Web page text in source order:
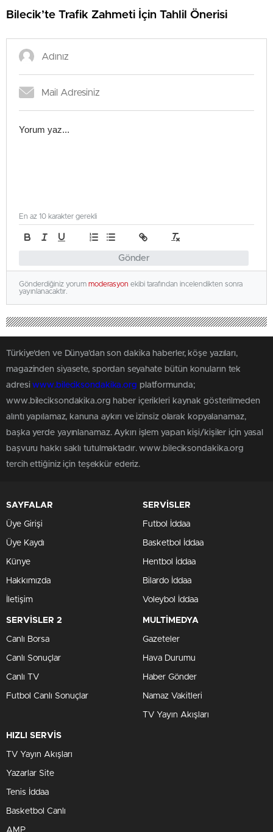
Bilecik’te Trafik Zahmeti İçin Tahlil Önerisi
Gönder
En az 10 karakter gerekli
Gönderdiğiniz yorum moderasyon ekibi tarafından incelendikten sonra
yayınlanacaktır.
Türkiye'den ve Dünya’dan son dakika haberler, köşe yazıları,
magazinden siyasete, spordan seyahate bütün konuların tek
adresiwww.bileciksondakika.org platformunda;
www.bileciksondakika.org haber içerikleri kaynak gösterilmeden
alıntı yapılamaz, kanuna aykırı ve izinsiz olarak kopyalanamaz,
başka yerde yayınlanamaz. Aykırı işlem yapan kişi/kişiler için yasal
başvuru hakkı saklı tutulmaktadır. www.bileciksondakika.org
tercih ettiğiniz için teşekkür ederiz.
SAYFALAR
Üye Girişi
Üye Kaydı
Künye
Hakkımızda
İletişim
SERVİSLER
Futbol İddaa
Basketbol İddaa
Hentbol İddaa
Bilardo İddaa
Voleybol İddaa
SERVİSLER 2
Canlı Borsa
Canlı Sonuçlar
Canlı TV
Futbol Canlı Sonuçlar
MULTİMEDYA
Gazeteler
Hava Durumu
Haber Gönder
Namaz Vakitleri
TV Yayın Akışları
HIZLI SERVİS
TV Yayın Akışları
Yazarlar Site
Tenis İddaa
Basketbol Canlı
AMP